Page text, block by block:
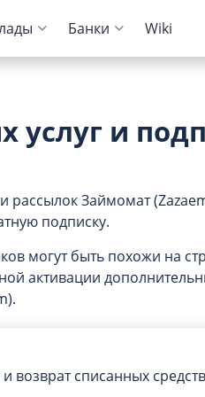
Курс
Для ИП
На
СKviku
Купи
Банки Wiki
услуг и
рассылок Займомат
подписку.
могут быть похожи на
активации
возврат списанных